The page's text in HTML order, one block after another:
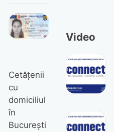
Cetățenii
cu
domiciliul
în
București
Video